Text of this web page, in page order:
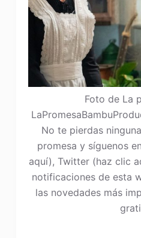
Foto de La
No te pierdas
promesa y síguenos
aquí), Twitter (haz clic
notificaciones de esta
las novedades más